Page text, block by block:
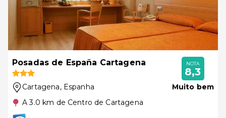
Posadas de España Cartagena
Cartagena, Espanha
A 3.0 km de Centro de Cartagena
NOTA
8,3
Muito bem